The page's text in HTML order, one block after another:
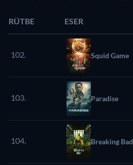
RÜTBE ESER
102. Squid Game
103. Paradise
104. Breaking Bad